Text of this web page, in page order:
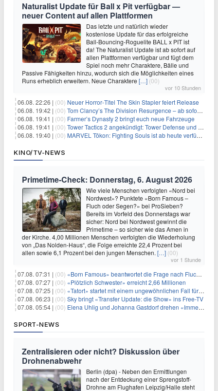
Naturalist Update für Ball x Pit verfügbar —
neuer Content auf allen Plattformen
Das letzte und natürlich wieder
kostenlose Update für das erfolgreiche
Ball-Bouncing-Roguelite BALL x PIT ist
da! The Naturalist Update ist ab sofort auf
allen Plattformen verfügbar und fügt dem
Spiel noch mehr Charaktere, Bälle und
Passive Fähigkeiten hinzu, wodurch sich die Möglichkeiten eines
Runs erheblich erweitern. Neue Charaktere […] (00)
vor 10 Stunden
06.08. 22:26 | (00) Neuer Horror‑Titel The Skin Stapler feiert Release
06.08. 19:42 | (00) Tom Clancy’s The Division Resurgence – ab sofort für euch verfügbar
06.08. 19:41 | (00) Farmer’s Dynasty 2 bringt euch neue Fahrzeuge
06.08. 19:41 | (00) Tower Tactics 2 angekündigt: Tower Defense und Deckbuilding Kombo kehrt zurück
06.08. 19:40 | (00) MARVEL Tōkon: Fighting Souls ist ab heute verfügbar
KINO/TV-NEWS
Primetime-Check: Donnerstag, 6. August 2026
Wie viele Menschen verfolgten «Nord bei
Nordwest»? Punktete «Born Famous –
Fluch oder Segen?» bei ProSieben?
Bereits im Vorfeld des Donnerstags war
sicher: Nord bei Nordwest gewinnt die
Primetime – so sicher wie das Amen in
der Kirche. 4,00 Millionen Menschen verfolgten die Wiederholung
von „Das Nolden-Haus“, die Folge erreichte 22,4 Prozent bei
allen sowie 6,1 Prozent bei den jungen Menschen. […] (00)
vor 1 Stunde
07.08. 07:31 | (00) «Born Famous» beantwortet die Frage nach Fluch oder Segen
07.08. 07:27 | (00) «Plötzlich Schwester» erreicht 2,66 Millionen
07.08. 07:25 | (00) «Tatort» startet mit einem ungewöhnlichen Fall für Charlotte Lindholm
07.08. 06:23 | (00) Sky bringt «Transfer Update: die Show» ins Free-TV
07.08. 05:54 | (00) Elena Uhlig und Johanna Gastdorf drehen «Immer fehlt was»
SPORT-NEWS
Zentralisieren oder nicht? Diskussion über
Drohnenabwehr
Berlin (dpa) - Neben den Ermittlungen
nach der Entdeckung einer Sprengstoff-
Drohne am Flughafen Leipzig/Halle steht